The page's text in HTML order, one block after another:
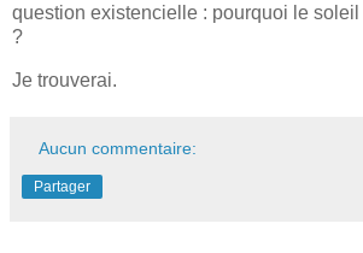
question existencielle : pourquoi le
?
Je trouverai.
Aucun commentaire:
Partager